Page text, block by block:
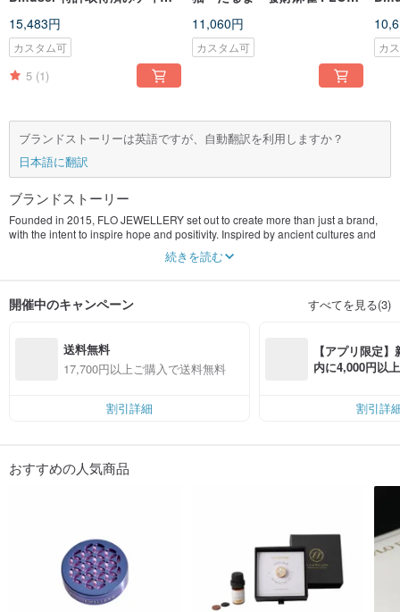
クリップ
15,483円
カスタム可
5 (1)
11,060円
カスタム可 カ
ブランドストーリーは英語ですが、自動翻訳を利用しますか？
日本語に翻訳
ブランドストーリー
Founded in 2015, FLO JEWELLERY set out to create more than just a brand,
with the intent to inspire hope and positivity. Inspired by ancient cultures and
wisdom, FLO JEWELLERY showcases the beauty of ancient symbols with a
modern twist on meaningful accessories.
yellow gold, surgical-grade stainless steel, FLO JEWELLERY collections are
Each piece of jewellery carries a unique significance in your life journey and
serves as a reminder to always be the best version of yourself.
During the challenging times in 2020, Flo Jewellery launched the FLO
Diffuser™ Collection hoping to bring more positivity to the community. FLO
the stone inside FLO Diffuser and have it clipped onto your mask with an
extremely light but strong magnet, you will be able to enjoy freshness the
whole day. Not only does it make your mask look prettier, but the aromatherapy
続きを読む
開催中のキャンペーン すべてを見る(3)
送料無料
17,700円以上ご購入で送料無料
割引詳細
【アプリ限定
内に4,000円以
割引詳
おすすめの人気商品